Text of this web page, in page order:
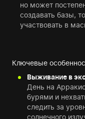
но может
создавать базы,
участвовать в
Ключевые
Выживание в
День на
бурями и
следить за
солнечного